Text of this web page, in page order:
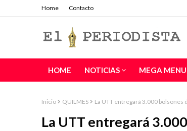
Home Contacto
HOME NOTICIAS MEGA MENU
Inicio QUILMES La UTT entregará 3.000 bolsones
La UTT entregará